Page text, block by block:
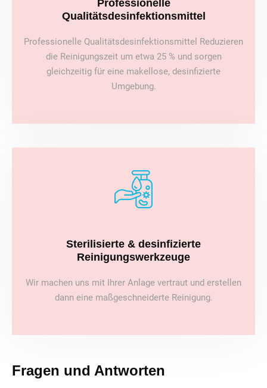
Professionelle
Qualitätsdesinfektionsmittel
Professionelle Qualitätsdesinfektionsmittel Reduzieren
die Reinigungszeit um etwa 25 % und sorgen
gleichzeitig für eine makellose, desinfizierte
Umgebung.
Sterilisierte & desinfizierte
Reinigungswerkzeuge
Wir machen uns mit Ihrer Anlage vertraut und erstellen
dann eine maßgeschneiderte Reinigung.
Fragen und Antworten